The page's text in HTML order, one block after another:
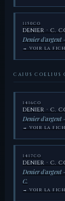
1150CO
DENIER · C.
Denier d'argent
→ VOIR LA
CAIUS COELIUS
1416CO
DENIER · C.
Denier d'argent
→ VOIR LA
1417CO
DENIER · C.
Denier d'argent
C.
→ VOIR LA